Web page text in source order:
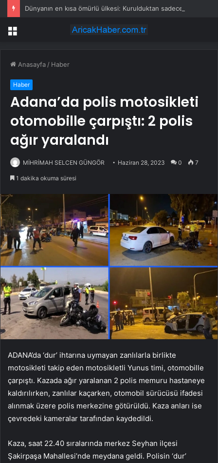
Menü
Anasayfa / Haber
Haber
Adana’da polis motosikleti
otomobille çarpıştı: 2 polis
ağır yaralandı
MİHRİMAH SELCEN GÜNGÖR Haziran 28, 2023 0 7
1 dakika okuma süresi
ADANA’da ‘dur’ ihtarına uymayan zanlılarla birlikte
motosikleti takip eden motosikletli Yunus timi, otomobille
çarpıştı. Kazada ağır yaralanan 2 polis memuru hastaneye
kaldırılırken, zanlılar kaçarken, otomobil sürücüsü ifadesi
alınmak üzere polis merkezine götürüldü. Kaza anları ise
çevredeki kameralar tarafından kaydedildi.
Kaza, saat 22.40 sıralarında merkez Seyhan ilçesi
Şakirpaşa Mahallesi’nde meydana geldi. Polisin ‘dur’